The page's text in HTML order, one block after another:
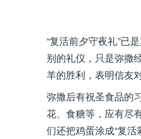
“复活前夕守夜礼”已
别的礼仪，只是弥撒
羊的胜利，表明信友
弥撒后有祝圣食品的
花、食糖等，应有尽
们还把鸡蛋涂成“复